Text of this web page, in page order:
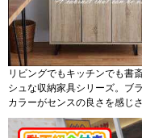
リビングでもキッチンでも書
シュな収納家具シリーズ。ブ
カラーがセンスの良さを感じさ